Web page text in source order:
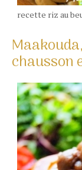
recette riz au
chausson